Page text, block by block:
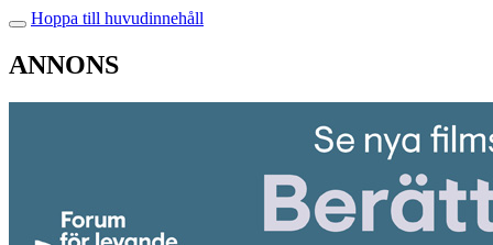
Hoppa till huvudinnehåll
ANNONS